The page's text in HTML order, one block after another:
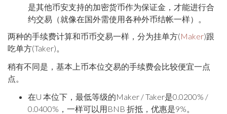
是其他币安支持的加密货币作为保证金，才能进行合
约交易（就像在国外需使用各种外币结帐一样）。
两种的手续费计算和币币交易一样，分为挂单方(Maker)跟
吃单方(Taker)。
稍有不同是，基本上币本位交易的手续费会比较便宜一点
点。
在U 本位下，最低等级的Maker / Taker是0.0200% /
0.0400%，一样可以用BNB 折抵，优惠是9%。